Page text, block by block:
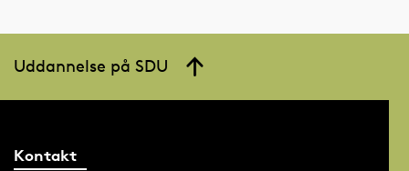
Uddannelse på SDU
Kontakt